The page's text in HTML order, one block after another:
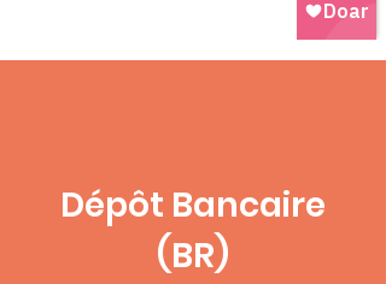
Dépôt Bancaire
(BR)